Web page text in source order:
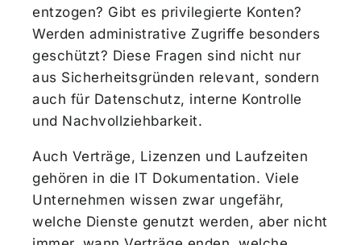
entzogen? Gibt es privilegierte Konten?
Werden administrative Zugriffe besonders
geschützt? Diese Fragen sind nicht nur
aus Sicherheitsgründen relevant, sondern
auch für Datenschutz, interne Kontrolle
und Nachvollziehbarkeit.
Auch Verträge, Lizenzen und Laufzeiten
gehören in die IT Dokumentation. Viele
Unternehmen wissen zwar ungefähr,
welche Dienste genutzt werden, aber nicht